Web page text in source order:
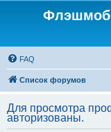
Флэшмоб
FAQ
Список форумов
Для просмотра
авторизованы.